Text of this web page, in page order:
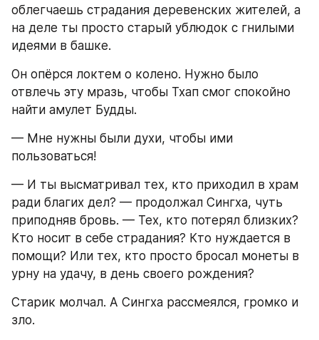
облегчаешь страдания деревенских жителей, а
на деле ты просто старый ублюдок с гнилыми
идеями в башке.
Он опёрся локтем о колено. Нужно было
отвлечь эту мразь, чтобы Тхап смог спокойно
найти амулет Будды.
— Мне нужны были духи, чтобы ими
пользоваться!
— И ты высматривал тех, кто приходил в храм
ради благих дел? — продолжал Сингха, чуть
приподняв бровь. — Тех, кто потерял близких?
Кто носит в себе страдания? Кто нуждается в
помощи? Или тех, кто просто бросал монеты в
урну на удачу, в день своего рождения?
Старик молчал. А Сингха рассмеялся, громко и
зло.